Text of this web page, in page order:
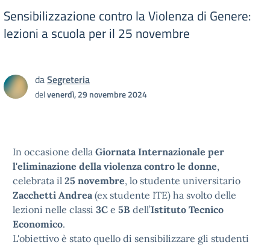
Sensibilizzazione contro la Violenza di Genere:
lezioni a scuola per il 25 novembre
daSegreteria
delvenerdì, 29 novembre 2024
In occasione della Giornata Internazionale per
l'eliminazione della violenza contro le donne,
celebrata il 25 novembre, lo studente universitario
Zacchetti Andrea(ex studente ITE) ha svolto delle
lezioni nelle classi 3C e 5B dell’Istituto Tecnico
Economico.
L'obiettivo è stato quello di sensibilizzare gli studenti